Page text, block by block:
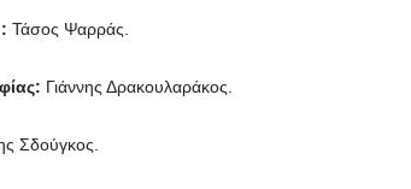
Τάσος Ψαρράς.
Γιάννης Δρακουλαράκος.
Σδούγκος.